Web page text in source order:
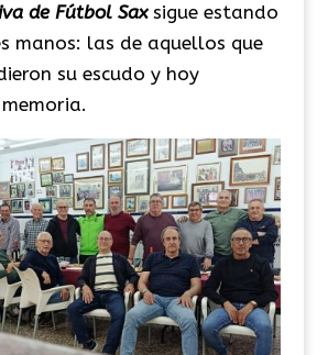
de Fútbol Sax sigue estando
manos: las de aquellos que
su escudo y hoy